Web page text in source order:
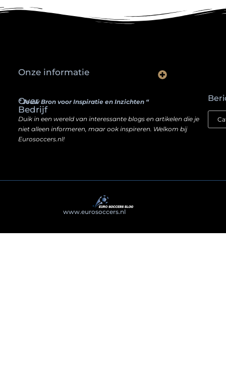
Over
Bedrijf
” Jouw Bron voor Inspiratie en Inzichten “
Duik in een wereld van interessante blogs en artikelen die je
niet alleen informeren, maar ook inspireren. Welkom bij
Eurosoccers.nl!
Onze informatie
www.eurosoccers.nl. All Right Reserved.